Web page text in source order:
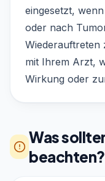
eingesetzt,
oder nach
Wiederauftreten
mit Ihrem Arzt,
Wirkung oder
Was
beachten?